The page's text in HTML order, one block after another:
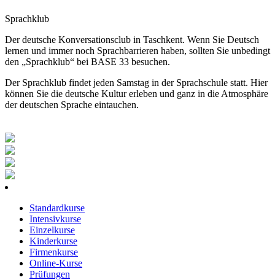
Sprachklub
Der deutsche Konversationsclub in Taschkent. Wenn Sie Deutsch
lernen und immer noch Sprachbarrieren haben, sollten Sie unbedingt
den „Sprachklub“ bei BASE 33 besuchen.
Der Sprachklub findet jeden Samstag in der Sprachschule statt. Hier
können Sie die deutsche Kultur erleben und ganz in die Atmosphäre
der deutschen Sprache eintauchen.
Standardkurse
Intensivkurse
Einzelkurse
Kinderkurse
Firmenkurse
Online-Kurse
Prüfungen